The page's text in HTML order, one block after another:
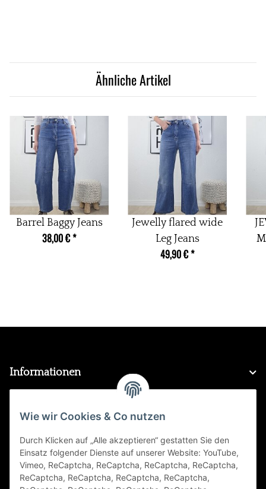
Wie wir Cookies & Co nutzen
Durch Klicken auf „Alle akzeptieren“ gestatten Sie den
Einsatz folgender Dienste auf unserer Website: YouTube,
Vimeo, ReCaptcha, ReCaptcha, ReCaptcha, ReCaptcha,
ReCaptcha, ReCaptcha, ReCaptcha, ReCaptcha,
Ähnliche Artikel
Barrel Baggy Jeans
38,00 €*
Jewelly flared wide
Leg Jeans
49,90 €*
Informationen
FAQ
Zahlungsarten